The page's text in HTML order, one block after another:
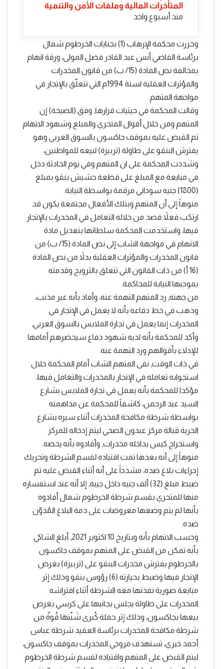
المتأخرات المالية وملفات الأمن والتنمية
منذ أسبوع واحد
وحررت محكمة الإرهاب (1) بجنايات الخرطوم شمال
برئاسة القاضي أنس عبد القادر فضل المولى، ورقة اتهام
بمخالفة نص المادة (15/ ب) من قانون المخدرات
والمؤثرات العقلية لسنة 1994م التي تتعلّق بالإتجار في
مواجهة المتهم.
وقالت المحكمة في حيثيات قرارها, وفق (الصيحة) إن
المتهم ومن خلال أقوال المتحري والمبلغ وشهود الاتهام
تم القبض عليه بموقف جاكسون بالسوق العربي وهو
يفترش البنقو على طاولة (تربيزة) لبيعه للمواطنين،
وشددت المحكمة على ان المتهم وفي يوم الحادثة دخل
في مبايعة مع المبلغ على قطعة حشيش بنقو بمبلغ
(1800) جنيه سوداني مرقمة بواسطة النيابة.
منوهاً إلى أن المتهم وبتلك الأفعال مجتمعة يكون قد
ارتكب فعلاً قصد من خلاله التعامل في المخدرات بالإتجار
فيها، واستخدمت المحكمة سلطاتها بتعديل مادة
الاتهام في مواجهة الشاب إلى نص المادة (15/ ب) من
قانون المخدرات والمؤثرات العقلية بدلاً من نص المادة
(16 أ) من ذات القانون التي تتعلق بالترويج وقدمته
بموجبها النيابة للمحاكمة.
من جهته, رد المتهم التهمة عنه، وأفاد بأنه غير مذنب،
وذهب في خط دفاعه بأنه لا يعمل في الإتجار في
المخدرات إنما يعمل في تجارة الملابس بالسوق العربي,
وأكد للمحكمة بأنه لديه شهود دفاع سيحضرهم أمامها
للإدلاء بأقوالهم ورد التهمة عنه.
في ذات الوقت, نفى المتهم الشاب أمام المحكمة خلال
استجوابه تعامله في الإتجار بالمخدرات والتعامل فيها،
مؤكدا للمحكمة بأنه يعمل في تجارة الملابس بشارع
السيد عبد الرحمن، كاشفاً للمحكمة عن مداهمته
بواسطة شرطة مكافحة المخدرات أثناء سيره بشارع
الحرية قبالة مركز عبدون الصحي ليتم إدخاله للمركز
واستخراج كيس بداخله مخدرات, وأفادوه بأنه يخصه.
منوهاً إلى أنه بعدها تمت اقتياده لقسم الشرطة وتحريك
إجراءات بلاغ ضده، مشدداً على أنه أثناء القبض عليه تم
ضبط مبلغ (32) ألف جنيه داخل جيبه, إلا أنه عند استفساره
منها للمتحري بقسم شرطة الخرطوم شمال أفادوه
بأنها لم يتم وضعها معروضات على ذمة البلاغ المُدوّن
ضده.
وحسب الاتهام بأنه وبتاريخ 10 اكتوبر 2021, أبلغ الشاكي
بأنه تمكن من القبض على المتهم بموقف جاكسون
بالخرطوم يفترش مخدرات البنقو على (تربيزة) بغرض
الإتجار فيها وضبط بحيازته (6) رؤوس بنقو وذلك إثر
مبايعة صورية نفذتها معه الشرطة أثناء افتراشه
المخدرات على طاولة يجلس بجانبها على كرسي بغرض
بيعها بجاكسون، وذلك إثر حملة كُبرى شَنّتهَا قُوةٌ من
شرطة مكافحة المخدرات برئاسة العقيد شرطة عباس
أحمد خيري، تستهدف مروجي المخدرات بموقف جاكسون،
ليتم القبض على المتهم واقتياده لقسم شرطة الخرطوم